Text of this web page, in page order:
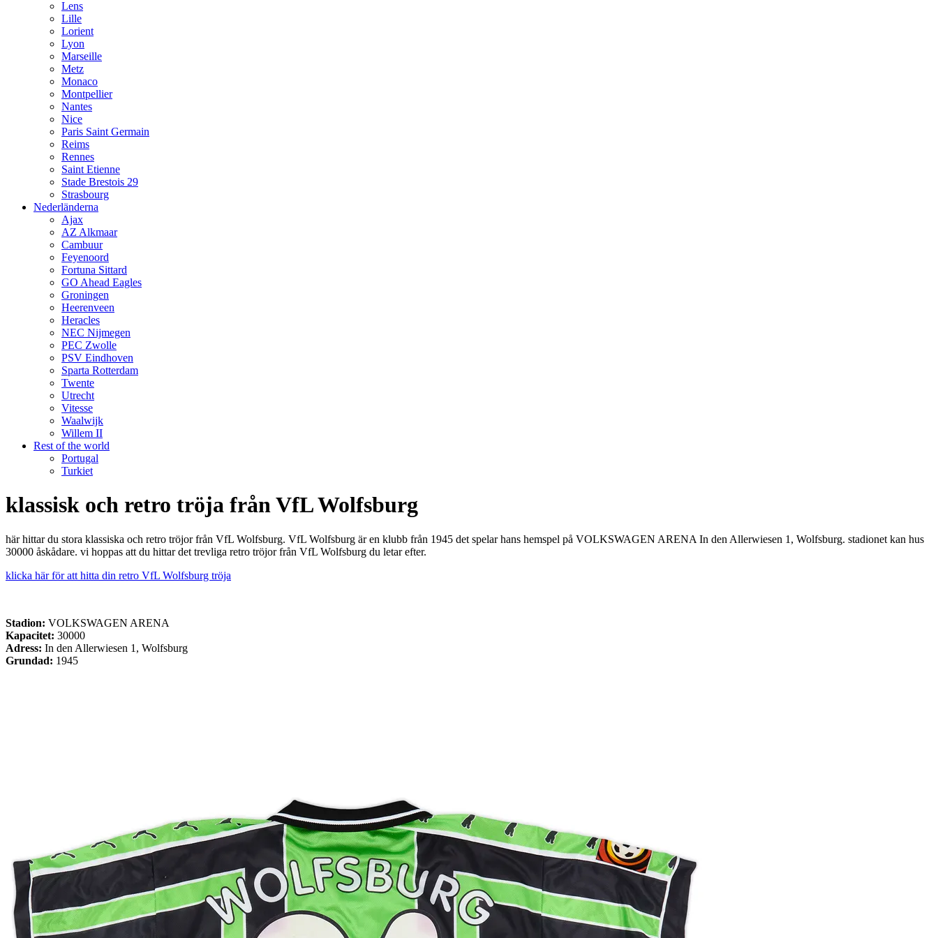
Lens
Lille
Lorient
Lyon
Marseille
Metz
Monaco
Montpellier
Nantes
Nice
Paris Saint Germain
Reims
Rennes
Saint Etienne
Stade Brestois 29
Strasbourg
Nederländerna
Ajax
AZ Alkmaar
Cambuur
Feyenoord
Fortuna Sittard
GO Ahead Eagles
Groningen
Heerenveen
Heracles
NEC Nijmegen
PEC Zwolle
PSV Eindhoven
Sparta Rotterdam
Twente
Utrecht
Vitesse
Waalwijk
Willem II
Rest of the world
Portugal
Turkiet
klassisk och retro tröja från VfL Wolfsburg
här hittar du stora klassiska och retro tröjor från VfL Wolfsburg. VfL Wolfsburg är en klubb från 1945 det spelar hans hemspel på VOLKSWAGEN ARENA In den Allerwiesen 1, Wolfsburg. stadionet kan hus
30000 åskådare. vi hoppas att du hittar det trevliga retro tröjor från VfL Wolfsburg du letar efter.
klicka här för att hitta din retro VfL Wolfsburg tröja
Stadion: VOLKSWAGEN ARENA
Kapacitet: 30000
Adress: In den Allerwiesen 1, Wolfsburg
Grundad: 1945